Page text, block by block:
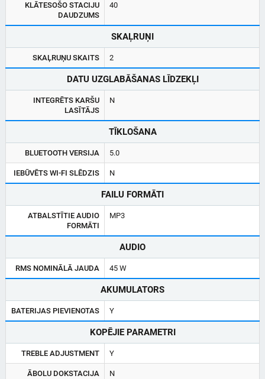
KLĀTESOŠO STACIJU
DAUDZUMS
40
SKAĻRUŅI
SKAĻRUŅU SKAITS 2
DATU UZGLABĀŠANAS LĪDZEKĻI
INTEGRĒTS KARŠU
LASĪTĀJS
N
TĪKLOŠANA
BLUETOOTH VERSIJA 5.0
IEBŪVĒTS WI-FI SLĒDZIS N
FAILU FORMĀTI
ATBALSTĪTIE AUDIO
FORMĀTI
MP3
AUDIO
RMS NOMINĀLĀ JAUDA 45 W
AKUMULATORS
BATERIJAS PIEVIENOTAS Y
KOPĒJIE PARAMETRI
TREBLE ADJUSTMENT Y
ĀBOLU DOKSTACIJA N